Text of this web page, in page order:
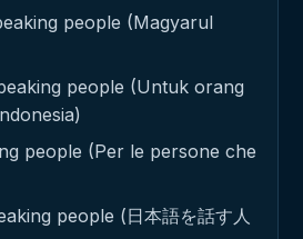
people (Magyarul
people (Untuk orang
people (Per le persone che
people (日本語を話す人